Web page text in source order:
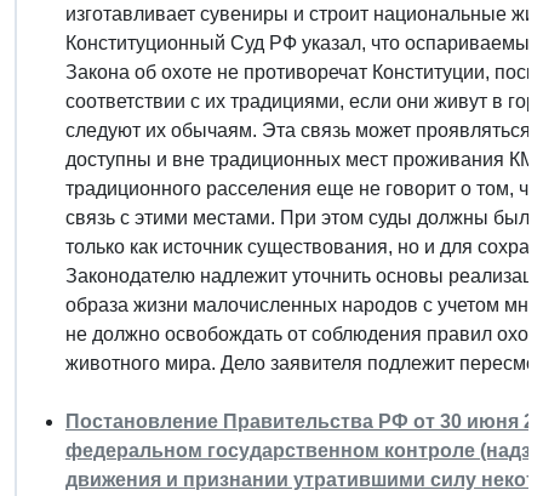
изготавливает сувениры и строит национальные
Конституционный Суд РФ указал, что
Закона об охоте не противоречат Конституции,
соответствии с их традициями, если они живут в
следуют их обычаям. Эта связь может
доступны и вне традиционных мест проживания
традиционного расселения еще не говорит о том,
связь с этими местами. При этом суды должны
только как источник существования, но и для
Законодателю надлежит уточнить основы
образа жизни малочисленных народов с учетом
не должно освобождать от соблюдения правил
животного мира. Дело заявителя подлежит
Постановление Правительства РФ от 30 июня
федеральном государственном контроле
движения и признании утратившими силу